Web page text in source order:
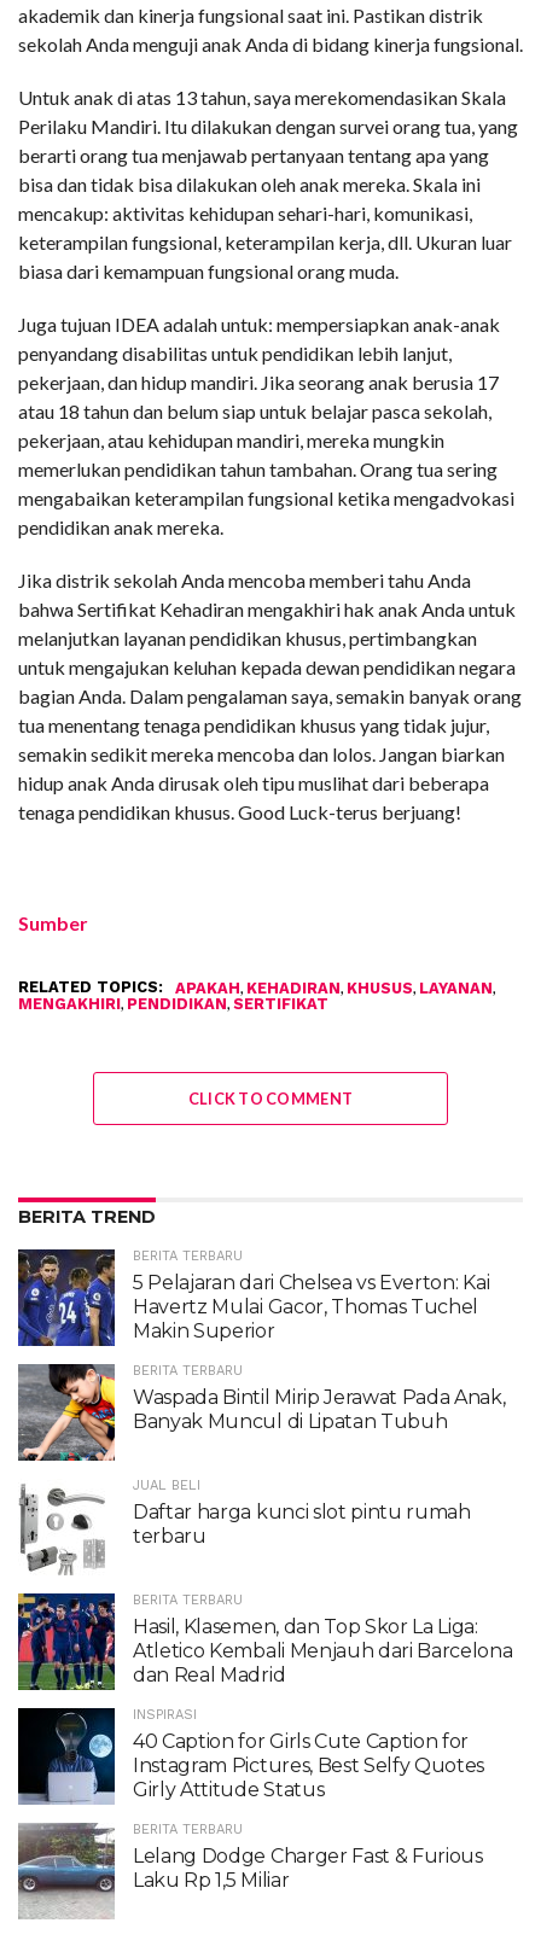
akademik dan kinerja fungsional saat ini. Pastikan distrik
sekolah Anda menguji anak Anda di bidang kinerja fungsional.
Untuk anak di atas 13 tahun, saya merekomendasikan Skala
Perilaku Mandiri. Itu dilakukan dengan survei orang tua, yang
berarti orang tua menjawab pertanyaan tentang apa yang
bisa dan tidak bisa dilakukan oleh anak mereka. Skala ini
mencakup: aktivitas kehidupan sehari-hari, komunikasi,
keterampilan fungsional, keterampilan kerja, dll. Ukuran luar
biasa dari kemampuan fungsional orang muda.
Juga tujuan IDEA adalah untuk: mempersiapkan anak-anak
penyandang disabilitas untuk pendidikan lebih lanjut,
pekerjaan, dan hidup mandiri. Jika seorang anak berusia 17
atau 18 tahun dan belum siap untuk belajar pasca sekolah,
pekerjaan, atau kehidupan mandiri, mereka mungkin
memerlukan pendidikan tahun tambahan. Orang tua sering
mengabaikan keterampilan fungsional ketika mengadvokasi
pendidikan anak mereka.
Jika distrik sekolah Anda mencoba memberi tahu Anda
bahwa Sertifikat Kehadiran mengakhiri hak anak Anda untuk
melanjutkan layanan pendidikan khusus, pertimbangkan
untuk mengajukan keluhan kepada dewan pendidikan negara
bagian Anda. Dalam pengalaman saya, semakin banyak orang
tua menentang tenaga pendidikan khusus yang tidak jujur,
semakin sedikit mereka mencoba dan lolos. Jangan biarkan
hidup anak Anda dirusak oleh tipu muslihat dari beberapa
tenaga pendidikan khusus. Good Luck-terus berjuang!
Sumber
RELATED TOPICS: APAKAH, KEHADIRAN, KHUSUS, LAYANAN,
MENGAKHIRI, PENDIDIKAN, SERTIFIKAT
CLICK TO COMMENT
BERITA TREND
BERITA TERBARU
5 Pelajaran dari Chelsea vs Everton: Kai
Havertz Mulai Gacor, Thomas Tuchel
Makin Superior
BERITA TERBARU
Waspada Bintil Mirip Jerawat Pada Anak,
Banyak Muncul di Lipatan Tubuh
JUAL BELI
Daftar harga kunci slot pintu rumah
terbaru
BERITA TERBARU
Hasil, Klasemen, dan Top Skor La Liga:
Atletico Kembali Menjauh dari Barcelona
dan Real Madrid
INSPIRASI
40 Caption for Girls Cute Caption for
Instagram Pictures, Best Selfy Quotes
Girly Attitude Status
BERITA TERBARU
Lelang Dodge Charger Fast & Furious
Laku Rp 1,5 Miliar